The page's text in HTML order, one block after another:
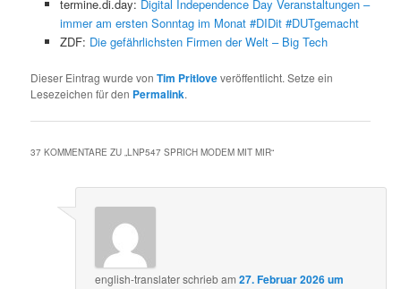
termine.di.day: Digital Independence Day Veranstaltungen –
immer am ersten Sonntag im Monat #DIDit #DUTgemacht
ZDF: Die gefährlichsten Firmen der Welt – Big Tech
Dieser Eintrag wurde vonTim Pritloveveröffentlicht. Setze ein
Lesezeichen für den Permalink.
37 KOMMENTARE ZU „LNP547 SPRICH MODEM MIT MIR“
english-translaterschriebam27. Februar 2026 um